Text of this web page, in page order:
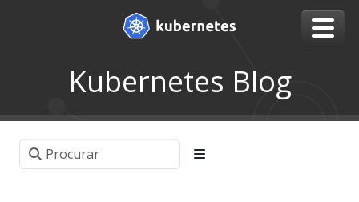
Kubernetes Blog